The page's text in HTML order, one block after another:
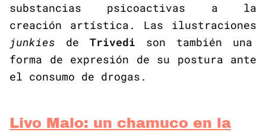
substancias psicoactivas a la
creación artística. Las ilustraciones
junkies de Trivedi son también una
forma de expresión de su postura ante
el consumo de drogas.
Livo Malo: un chamuco en la